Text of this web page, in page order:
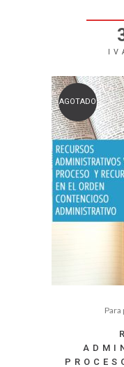
AGOTADO